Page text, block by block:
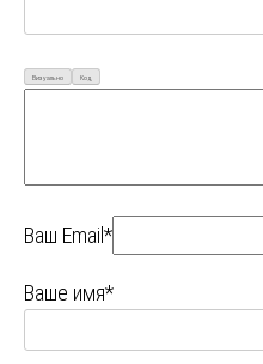
Визуально Код
Ваш Email*
Ваше имя*